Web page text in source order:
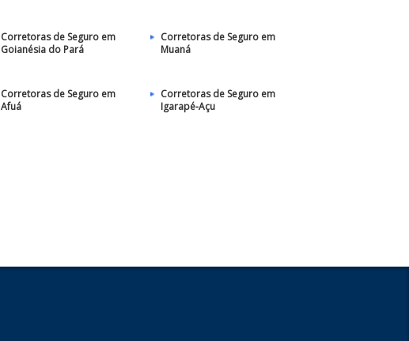
Corretoras de Seguro em
Goianésia do Pará
Corretoras de Seguro em
Muaná
Corretoras de Seguro em
Afuá
Corretoras de Seguro em
Igarapé-Açu